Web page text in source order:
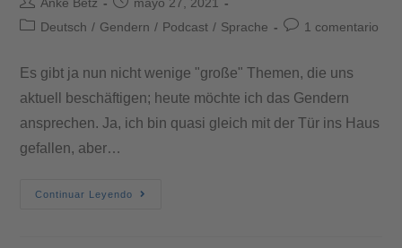
Anke Betz
mayo 27, 2021
Deutsch / Gendern / Podcast / Sprache 1 comentario
Es gibt ja nun nicht wenige "große" Themen, die uns
aktuell beschäftigen; heute möchte ich das Gendern
ansprechen. Ja, ich bin quasi gleich mit der Tür ins Haus
gefallen, aber…
Continuar Leyendo